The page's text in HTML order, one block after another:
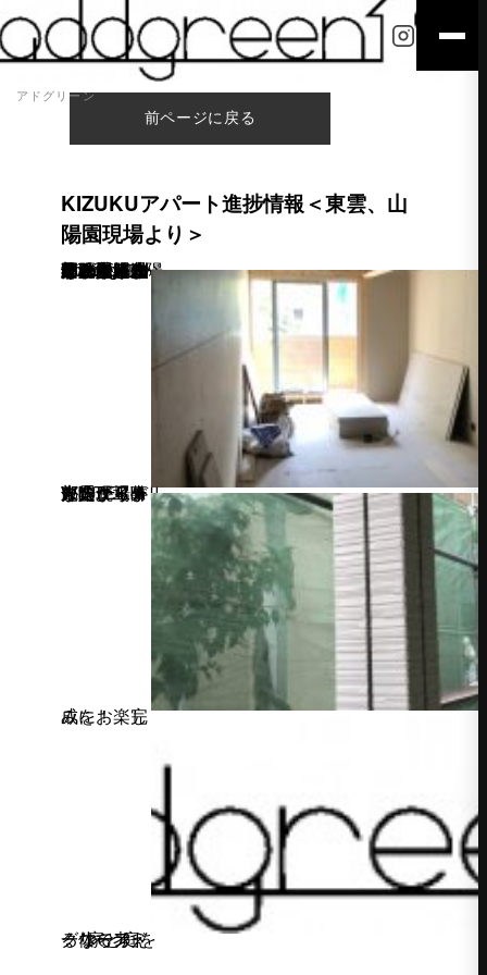
アドグリーン
前ページに戻る
KIZUKUアパート進捗情報＜東雲、山
陽園現場より＞
こんにちは。 KIZUKUアパート現場より、少しだけ途中経過を…。 ＜Courage山陽園現場＞ 外部サイディングが貼り終わり、内部の壁ボードがほとんど貼り終わりました。 これから建具の取り付けに入ります。
＜WISTERIAⅡ東雲現場＞ 先週から外部のサイディング工事が始まりました。
完成をお楽しみに！
家と庭を一体で考えるならアドグリーン